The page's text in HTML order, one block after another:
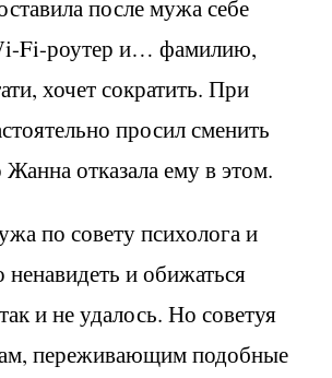
после мужа себе
Fi-роутер и… фамилию,
хочет сократить. При
просил сменить
отказала ему в этом.
по совету психолога и
ненавидеть и обижаться
и не удалось. Но советуя
переживающим подобные